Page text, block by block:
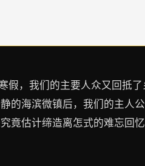
假，我们的主要人众又回抵了
的海滨微镇后，我们的主人
竟估计缔造离怎式的难忘回